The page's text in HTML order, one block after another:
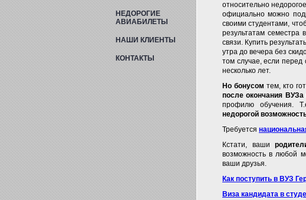
НЕДОРОГИЕ
АВИАБИЛЕТЫ
НАШИ КЛИЕНТЫ
КОНТАКТЫ
относительно
официально можно
своими студентами,
результатам семестра
связи. Купить
утра до вечера без
том случае, если перед
несколько лет.
Но бонусом тем, кто
после окончания ВУЗа
профилю обучения.
недорогой
Требуется
Кстати, ваши
возможность в любой
ваши друзья.
Как поступить в ВУЗ
Виза кандидата в